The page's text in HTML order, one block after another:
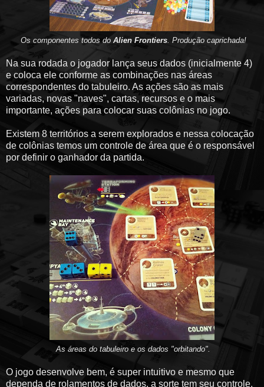
Os componentes todos do Alien Frontiers. Produção caprichada!
Na sua rodada o jogador lança seus dados (inicialmente 4)
e coloca ele conforme as combinações nas áreas
correspondentes do tabuleiro. As ações são as mais
variadas, novas "naves", cartas, recursos e o mais
importante, ações para colocar suas colônias no jogo.
Existem 8 territórios a serem explorados e nessa colocação
de colônias temos um controle de área que é o responsável
por definir o ganhador da partida.
As áreas do tabuleiro e os dados "orbitando".
O jogo desenvolve bem, é super intuitivo e mesmo que
dependa de rolamentos de dados, a sorte tem seu controle,